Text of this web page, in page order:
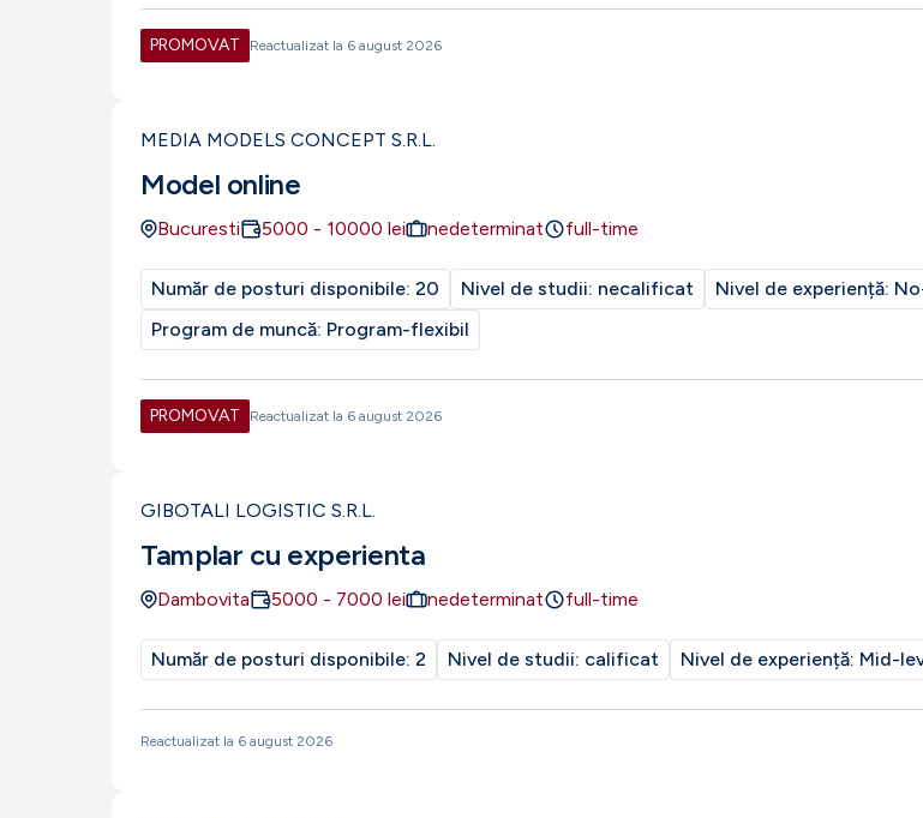
PROMOVAT Reactualizat la 6 august 2026
MEDIA MODELS CONCEPT S.R.L.
Model online
Bucuresti 5000 - 10000 lei nedeterminat full-time
Număr de posturi disponibile: 20 Nivel de studii: necalificat Nivel de experiență:
Program de muncă: Program-flexibil
PROMOVAT Reactualizat la 6 august 2026
GIBOTALI LOGISTIC S.R.L.
Tamplar cu experienta
Dambovita 5000 - 7000 lei nedeterminat full-time
Număr de posturi disponibile: 2 Nivel de studii: calificat Nivel de experiență: Mid-
Reactualizat la 6 august 2026